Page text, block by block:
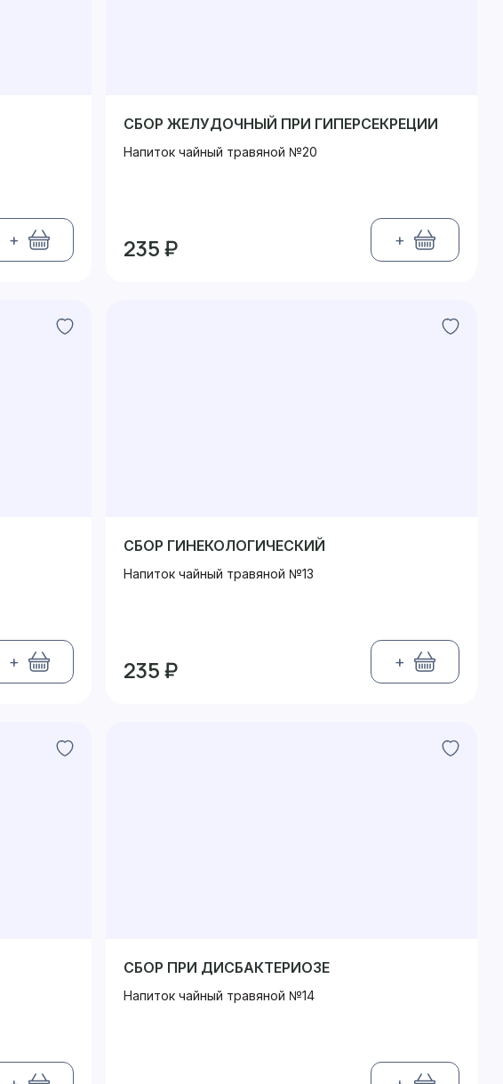
+
СБОР ЖЕЛУДОЧНЫЙ ПРИ ГИПЕРСЕКРЕЦИИ
Напиток чайный травяной №20
235 ₽ +
+
СБОР ГИНЕКОЛОГИЧЕСКИЙ
Напиток чайный травяной №13
235 ₽ +
СБОР ПРИ ДИСБАКТЕРИОЗЕ
Напиток чайный травяной №14